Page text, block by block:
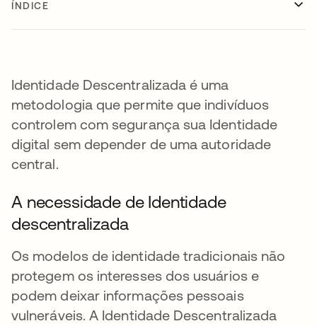
ÍNDICE
Identidade Descentralizada é uma
metodologia que permite que indivíduos
controlem com segurança sua Identidade
digital sem depender de uma autoridade
central.
A necessidade de Identidade
descentralizada
Os modelos de identidade tradicionais não
protegem os interesses dos usuários e
podem deixar informações pessoais
vulneráveis. A Identidade Descentralizada